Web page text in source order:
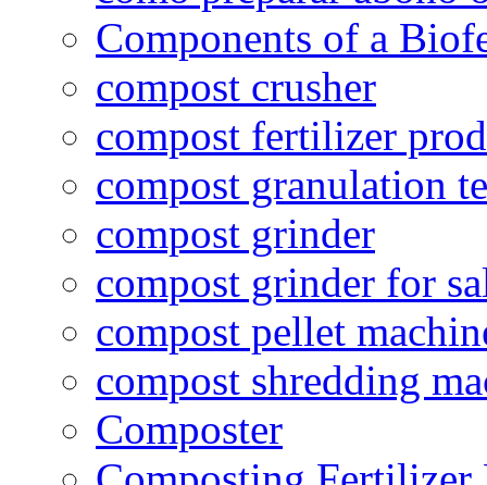
Components of a
compost crusher
compost fertilizer
compost granulation
compost grinder
compost grinder for
compost pellet
compost shredding
Composter